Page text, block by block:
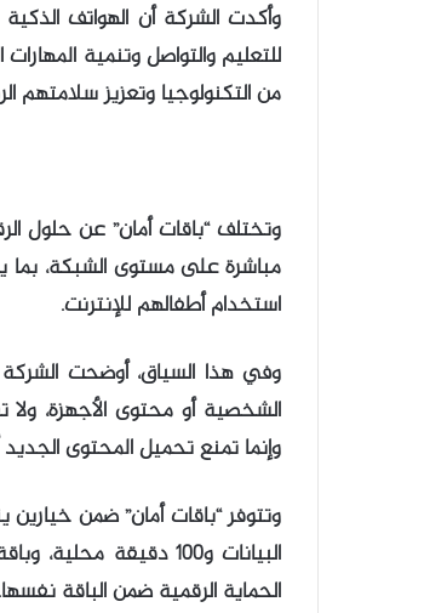
وأكدت الشركة أن الهواتف
للتعليم والتواصل وتنمية
من التكنولوجيا وتعزيز سلامتهم
وتختلف “باقات أمان” عن حلول
مباشرة على مستوى الشبكة، بما
استخدام أطفالهم للإنترنت.
وفي هذا السياق، أوضحت
الشخصية أو محتوى الأجهزة،
وإنما تمنع تحميل المحتوى
الحماية الرقمية ضمن الباقة نفسها.